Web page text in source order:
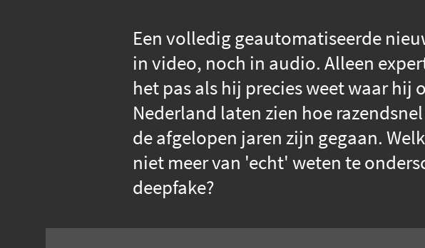
Een volledig geautomatiseerde
in video, noch in audio. Alleen
het pas als hij precies weet waar
Nederland laten zien hoe
de afgelopen jaren zijn gegaan.
niet meer van 'echt' weten te
deepfake?